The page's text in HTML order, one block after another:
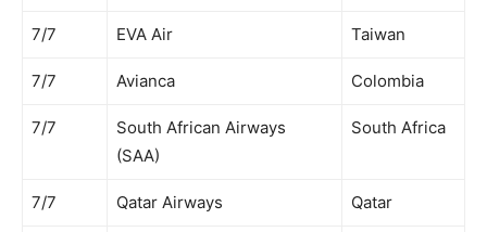
7/7 EVA Air Taiwan
7/7 Avianca Colombia
7/7
South African Airways
(SAA)
South Africa
7/7 Qatar Airways Qatar